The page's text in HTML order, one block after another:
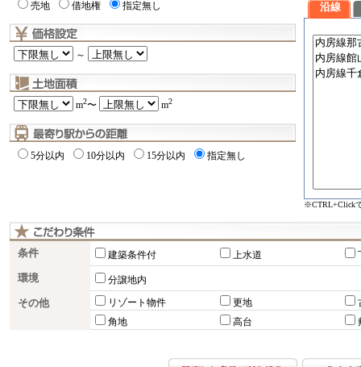
売地 借地権 指定無し
～
m2〜 m2
5分以内 10分以内 15分以内 指定無し
沿線
※CTRL+Click
条件 建築条件付 上水道
環境 分譲地内
その他 リゾート物件 更地
角地
高台